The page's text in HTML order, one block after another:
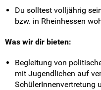
Du solltest volljährig
bzw. in Rheinhessen
Was wir dir bieten:
Begleitung von
mit Jugendlichen auf
SchülerInnenvertretung